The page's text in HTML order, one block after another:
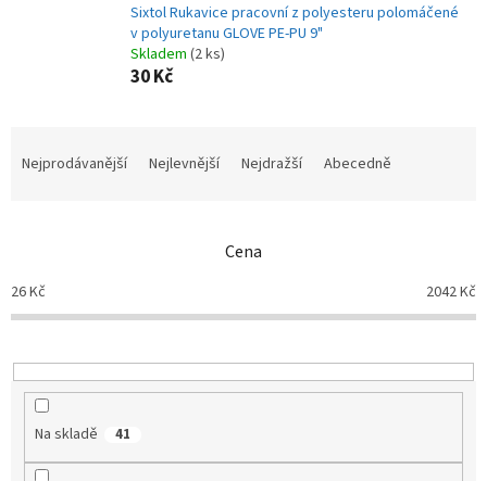
Sixtol Rukavice pracovní z polyesteru polomáčené
v polyuretanu GLOVE PE-PU 9"
Skladem (2 ks)
30 Kč
p
r
o
u
Nejprodávanější Nejlevnější Nejdražší Abecedně
Cena
26Kč 2042Kč
Na skladě 41